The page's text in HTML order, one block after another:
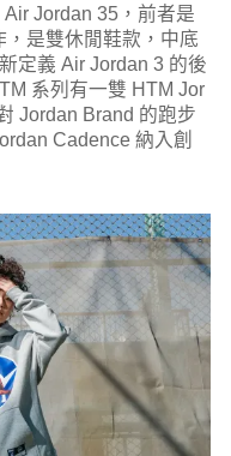
Jordan 35，前者是
是雙休閒鞋款，中底
定義 Air Jordan 3 的後
系列有一雙 HTM Jor
Jordan Brand 的跑步
Cadence 納入創